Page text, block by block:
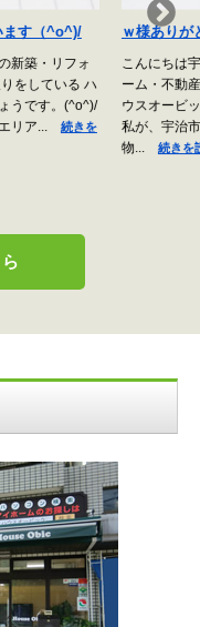
ます（^o^)/
新築・リフォ
をしている ハ
うです。(^o^)/
リア...
続きを
ｗ様ありが
こんにちは
ーム・不動
ウスオービ
私が、宇治
物...
続きを